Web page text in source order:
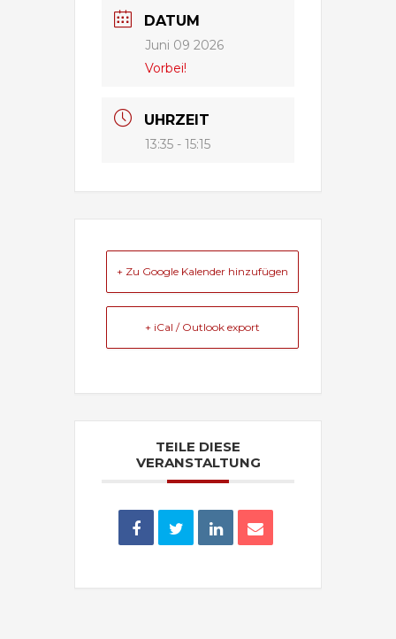
DATUM
Juni 09 2026
Vorbei!
UHRZEIT
13:35 - 15:15
+ Zu Google Kalender hinzufügen
+ iCal / Outlook export
TEILE DIESE
VERANSTALTUNG